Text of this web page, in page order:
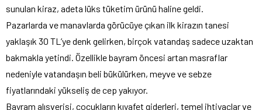
sunulan kiraz, adeta lüks tüketim ürünü haline geldi.
Pazarlarda ve manavlarda görücüye çıkan ilk kirazın tanesi
yaklaşık 30 TL’ye denk gelirken, birçok vatandaş sadece uzaktan
bakmakla yetindi. Özellikle bayram öncesi artan masraflar
nedeniyle vatandaşın beli bükülürken, meyve ve sebze
fiyatlarındaki yükseliş de cep yakıyor.
Bayram alışverişi, çocukların kıyafet giderleri, temel ihtiyaçlar ve